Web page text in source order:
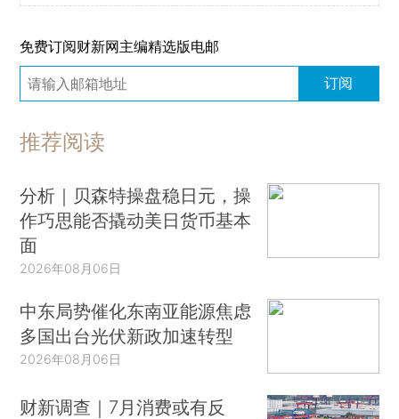
免费订阅财新网主编精选版电邮
订阅
推荐阅读
分析｜贝森特操盘稳日元，操
作巧思能否撬动美日货币基本
面
2026年08月06日
中东局势催化东南亚能源焦虑
多国出台光伏新政加速转型
2026年08月06日
财新调查｜7月消费或有反